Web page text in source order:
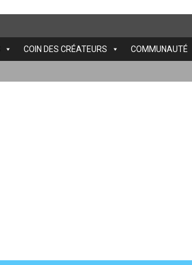
COIN DES CRÉATEURS COMMUNAUTÉ